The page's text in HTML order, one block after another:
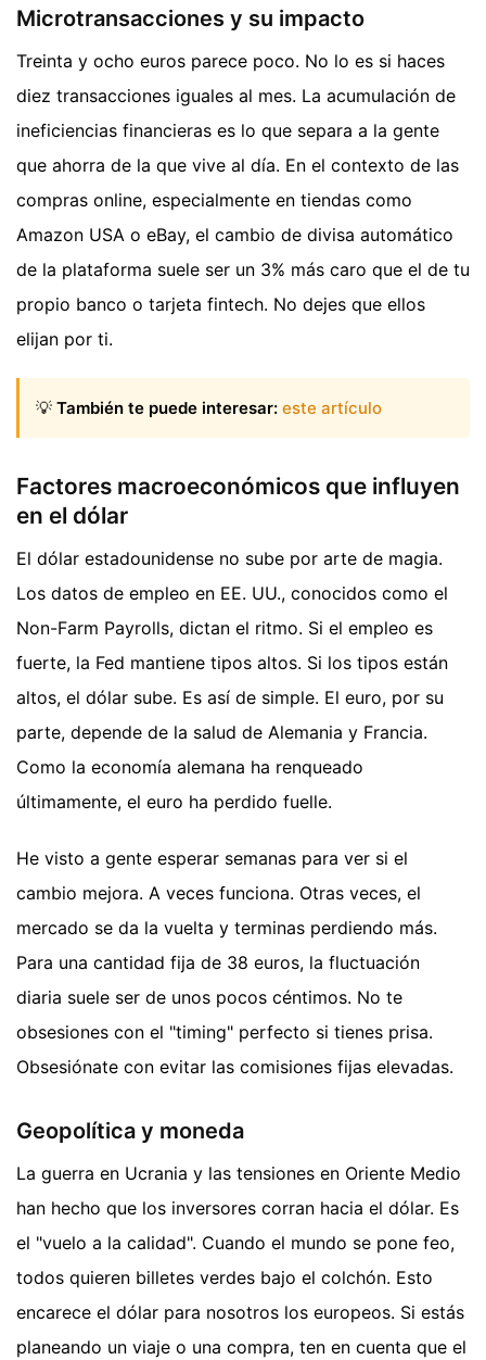
Microtransacciones y su impacto
Treinta y ocho euros parece poco. No lo es si haces
diez transacciones iguales al mes. La acumulación de
ineficiencias financieras es lo que separa a la gente
que ahorra de la que vive al día. En el contexto de las
compras online, especialmente en tiendas como
Amazon USA o eBay, el cambio de divisa automático
de la plataforma suele ser un 3% más caro que el de tu
propio banco o tarjeta fintech. No dejes que ellos
elijan por ti.
💡 También te puede interesar: este artículo
Factores macroeconómicos que influyen
en el dólar
El dólar estadounidense no sube por arte de magia.
Los datos de empleo en EE. UU., conocidos como el
Non-Farm Payrolls, dictan el ritmo. Si el empleo es
fuerte, la Fed mantiene tipos altos. Si los tipos están
altos, el dólar sube. Es así de simple. El euro, por su
parte, depende de la salud de Alemania y Francia.
Como la economía alemana ha renqueado
últimamente, el euro ha perdido fuelle.
He visto a gente esperar semanas para ver si el
cambio mejora. A veces funciona. Otras veces, el
mercado se da la vuelta y terminas perdiendo más.
Para una cantidad fija de 38 euros, la fluctuación
diaria suele ser de unos pocos céntimos. No te
obsesiones con el "timing" perfecto si tienes prisa.
Obsesiónate con evitar las comisiones fijas elevadas.
Geopolítica y moneda
La guerra en Ucrania y las tensiones en Oriente Medio
han hecho que los inversores corran hacia el dólar. Es
el "vuelo a la calidad". Cuando el mundo se pone feo,
todos quieren billetes verdes bajo el colchón. Esto
encarece el dólar para nosotros los europeos. Si estás
planeando un viaje o una compra, ten en cuenta que el